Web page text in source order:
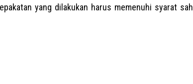
yang dilakukan harus memenuhi syarat sah